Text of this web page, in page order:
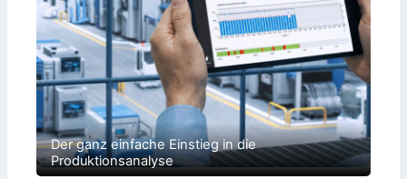
Der ganz einfache Einstieg in die
Produktionsanalyse